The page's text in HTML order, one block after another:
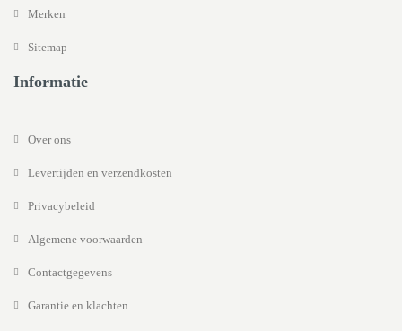
Merken
Sitemap
Informatie
Over ons
Levertijden en verzendkosten
Privacybeleid
Algemene voorwaarden
Contactgegevens
Garantie en klachten